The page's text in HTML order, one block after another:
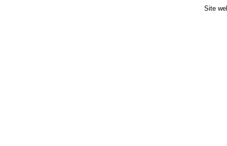
Site